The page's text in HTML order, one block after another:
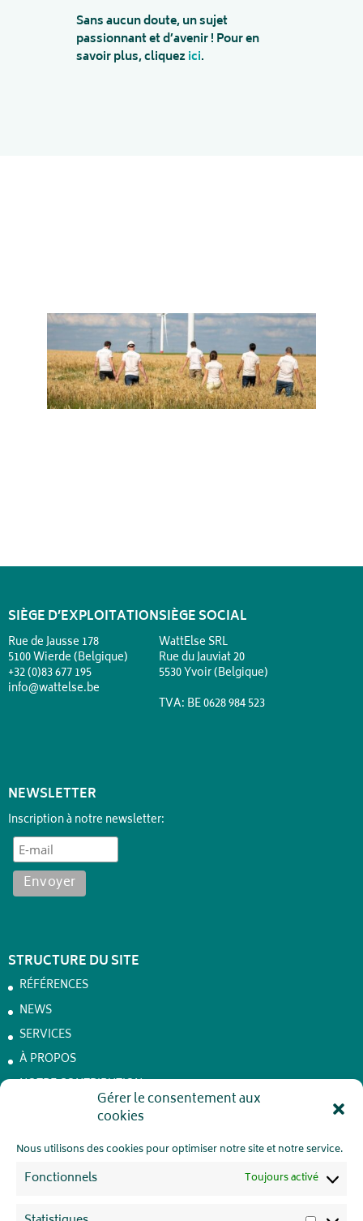
Gérer le consentement aux
cookies
Nous utilisons des cookies pour optimiser notre site et notre service.
Fonctionnels Toujours activé
Sans aucun doute, un sujet
passionnant et d’avenir ! Pour en
savoir plus, cliquezici.
SIÈGE D’EXPLOITATION
Rue de Jausse 178
5100 Wierde (Belgique)
+32 (0)83 677 195
info@wattelse.be
SIÈGE SOCIAL
WattElse SRL
Rue du Jauviat 20
5530 Yvoir (Belgique)
TVA: BE 0628 984 523
NEWSLETTER
Inscription à notre newsletter:
STRUCTURE DU SITE
RÉFÉRENCES
NEWS
SERVICES
À PROPOS
NOTRE CONTRIBUTION
Achêne – Batteries de stockage
CONTACT
VIE PRIVÉE